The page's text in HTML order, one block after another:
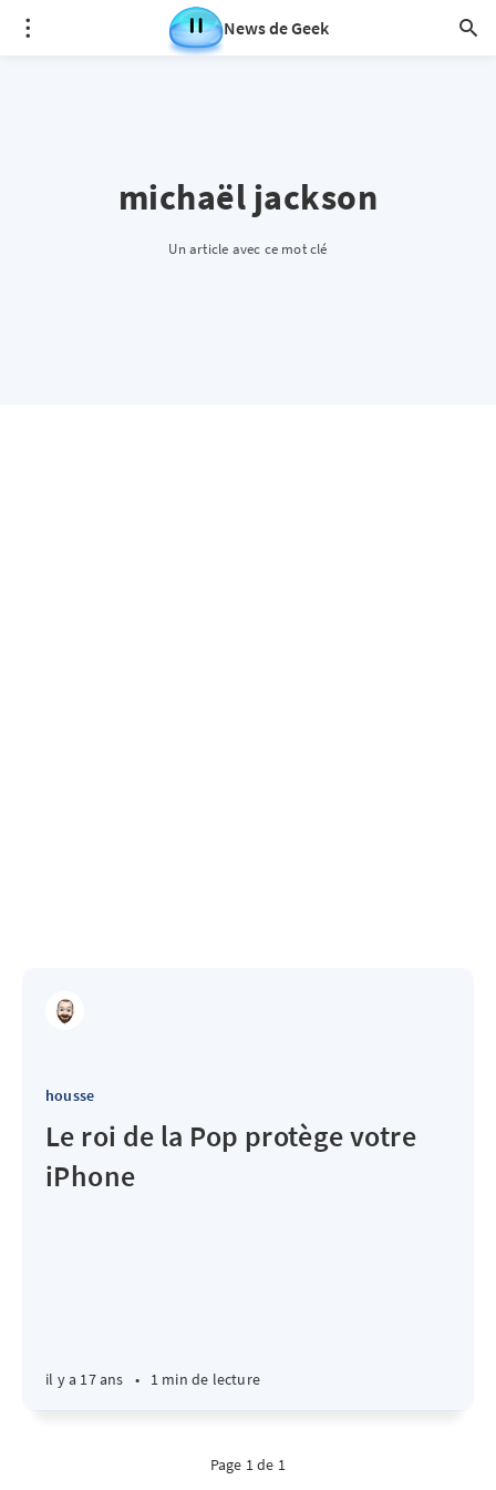
News de Geek
michaël jackson
Un article avec ce mot clé
housse
Le roi de la Pop protège votre
iPhone
il y a 17 ans • 1 min de lecture
Page 1 de 1